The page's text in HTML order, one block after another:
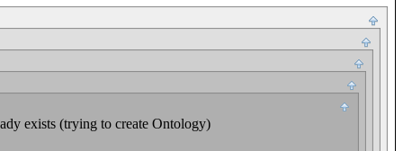
exists (trying to create Ontology)